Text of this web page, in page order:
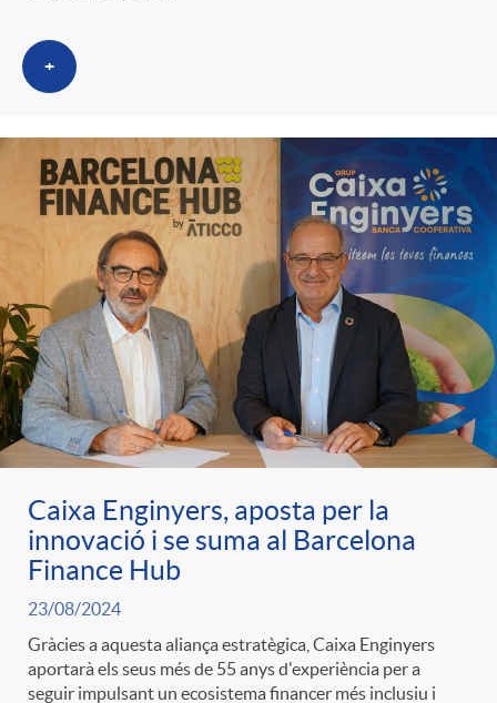
t
e
o
r
i
a
s
s
+
Caixa Enginyers, aposta per la
innovació i se suma al Barcelona
Finance Hub
23/08/2024
Gràcies a aquesta aliança estratègica, Caixa Enginyers
aportarà els seus més de 55 anys d'experiència per a
seguir impulsant un ecosistema financer més inclusiu i